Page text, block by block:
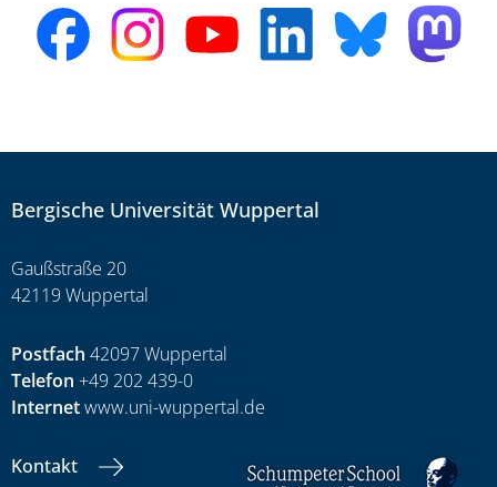
Bergische Universität Wuppertal
Gaußstraße 20
42119 Wuppertal
Postfach 42097 Wuppertal
Telefon +49 202 439-0
Internetwww.uni-wuppertal.de
Kontakt